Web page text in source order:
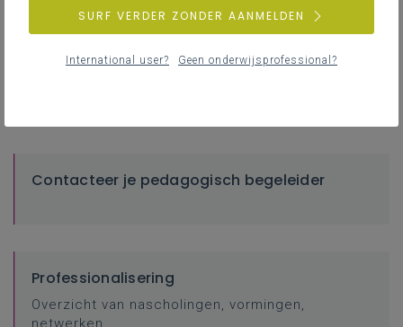
Literatuur, onderzoek, regelgeving, interessante
Contacteer je pedagogisch begeleider
Professionalisering
Overzicht van nascholingen, vormingen,
netwerken …
SURF VERDER ZONDER AANMELDEN
International user? Geen onderwijsprofessional?